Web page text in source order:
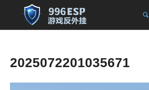
2025072201035671